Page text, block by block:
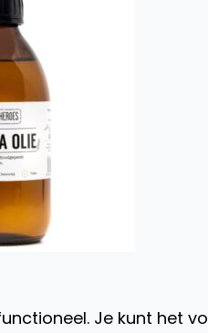
Je kunt het